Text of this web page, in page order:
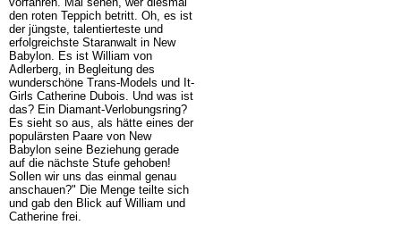
den roten Teppich betritt. Oh, es ist
der jüngste, talentierteste und
erfolgreichste Staranwalt in New
Babylon. Es ist William von
Adlerberg, in Begleitung des
wunderschöne Trans-Models und It-
Girls Catherine Dubois. Und was ist
das? Ein Diamant-Verlobungsring?
Es sieht so aus, als hätte eines der
populärsten Paare von New
Babylon seine Beziehung gerade
auf die nächste Stufe gehoben!
Sollen wir uns das einmal genau
anschauen?" Die Menge teilte sich
und gab den Blick auf William und
Catherine frei.